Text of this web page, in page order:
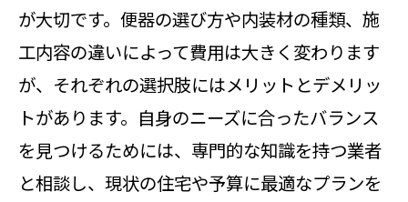
が大切です。便器の選び方や内装材の種類、施
工内容の違いによって費用は大きく変わります
が、それぞれの選択肢にはメリットとデメリッ
トがあります。自身のニーズに合ったバランス
を見つけるためには、専門的な知識を持つ業者
と相談し、現状の住宅や予算に最適なプランを